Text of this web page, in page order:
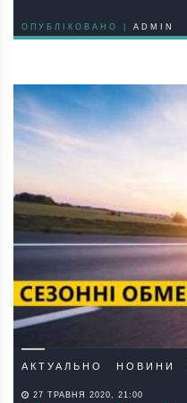
ОПУБЛІКОВАНО | ADMIN
АКТУАЛЬНО НОВИНИ
27 ТРАВНЯ 2020, 21:00